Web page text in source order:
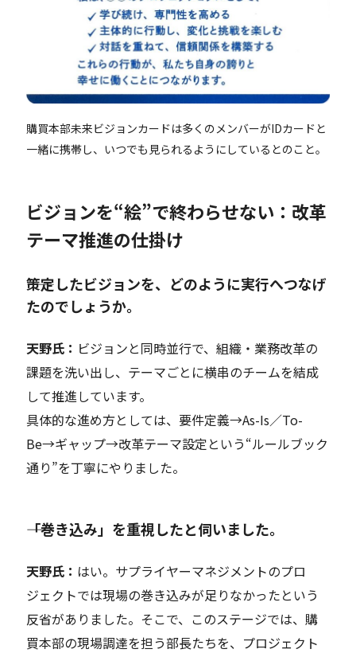
購買本部未来ビジョンカードは多くのメンバーがIDカードと
一緒に携帯し、いつでも見られるようにしているとのこと。
ビジョンを“絵”で終わらせない：改革
テーマ推進の仕掛け
――策定したビジョンを、どのように実行へつなげ
たのでしょうか。
天野氏： ビジョンと同時並行で、組織・業務改革の
課題を洗い出し、テーマごとに横串のチームを結成
して推進しています。
具体的な進め方としては、要件定義→As-Is／To-
Be→ギャップ→改革テーマ設定という“ルールブック
通り”を丁寧にやりました。
――「巻き込み」を重視したと伺いました。
天野氏： はい。 サプライヤーマネジメントのプロ
ジェクトでは現場の巻き込みが足りなかったという
反省がありました。そこで、 このステージでは、 購
買本部の現場調達を担う部長たちを、プロジェクト